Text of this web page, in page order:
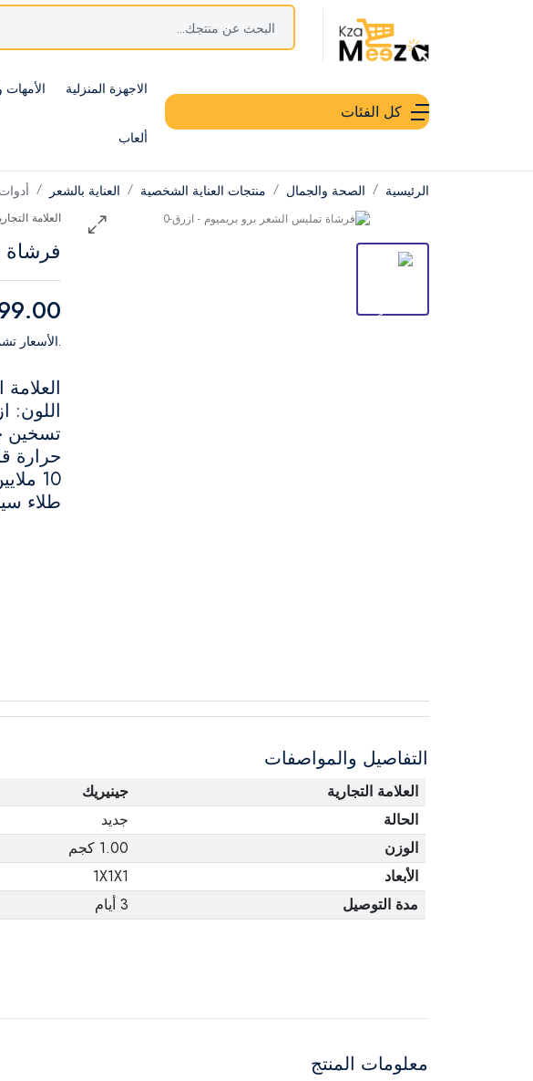
كل الفئات
الاجهزة المنزلية الأمهات
ألعاب
الرئيسية الصحة والجمال منتجات العناية الشخصية العناية بالشعر
العلامة
فرشاة
.الأسعار
اللون:
حرارة
10 ملايين أيونات سالبة لتقليل التجعد.
طلاء
التفاصيل والمواصفات
العلامة التجارية
جينيريك
الحالة
جديد
الوزن
1.00 كجم
الأبعاد
1X1X1
مدة التوصيل
3 أيام
معلومات المنتج